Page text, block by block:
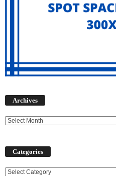
Archives
Categories
Categories